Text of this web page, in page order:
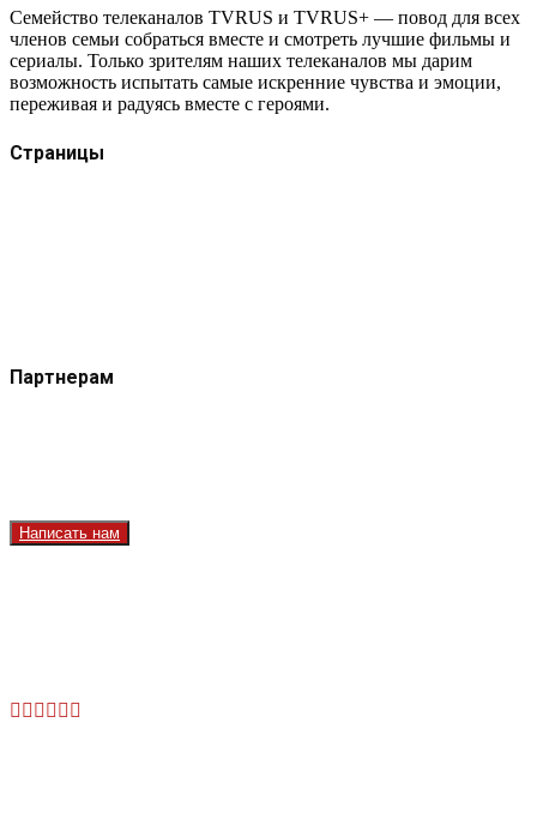
Семейство телеканалов TVRUS и TVRUS+ — повод для всех
членов семьи собраться вместе и смотреть лучшие фильмы и
сериалы. Только зрителям наших телеканалов мы дарим
возможность испытать самые искренние чувства и эмоции,
переживая и радуясь вместе с героями.
Страницы
Партнерам
Написать нам
Facebook
Instagram
Youtube
VkTelegram